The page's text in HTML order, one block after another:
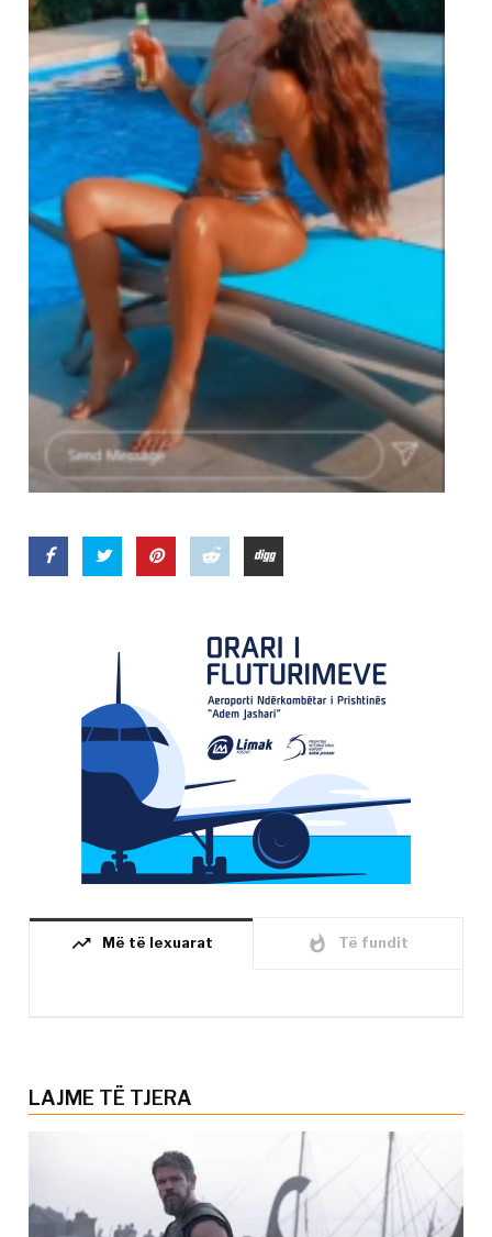
trending_up Më të lexuarat whatshot Të fundit
LAJME TË TJERA